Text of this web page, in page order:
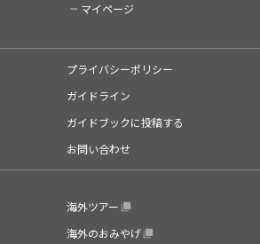
マイページ
プライバシーポリシー
ガイドライン
ガイドブックに投稿する
お問い合わせ
海外ツアー
海外のおみやげ